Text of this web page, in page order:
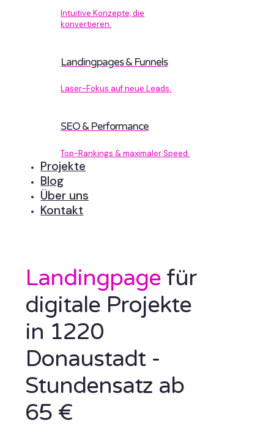
Intuitive Konzepte, die
konvertieren.
Landingpages & Funnels
Laser-Fokus auf neue Leads.
SEO & Performance
Top-Rankings & maximaler Speed.
Projekte
Blog
Über uns
Kontakt
Landingpage für
digitale Projekte
in 1220
Donaustadt -
Stundensatz ab
65 €